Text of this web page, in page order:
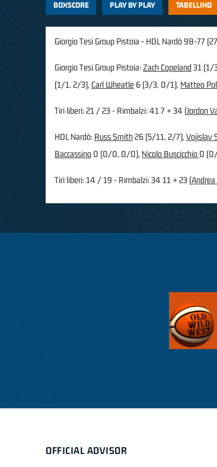
BOXSCORE PLAY BY PLAY TABELLINO
Giorgio Tesi Group Pistoia - HDL Nardò 98-77
Giorgio Tesi Group Pistoia:Zach Copeland31 (1/
(1/1, 2/3), Carl Wheatle 6 (3/3, 0/1), Matteo
Tiri liberi: 21 / 23 - Rimbalzi: 41 7 + 34 (Jordon
HDL Nardò: Russ Smith26 (5/11, 2/7), Vojislav
Baccassino 0 (0/0, 0/0), Nicolo Buscicchio 0
Tiri liberi: 14 / 19 - Rimbalzi: 34 11 + 23 (
OFFICIAL ADVISOR